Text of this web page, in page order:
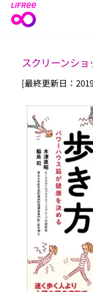
Skip
スクリーンショ
[最終更新日：